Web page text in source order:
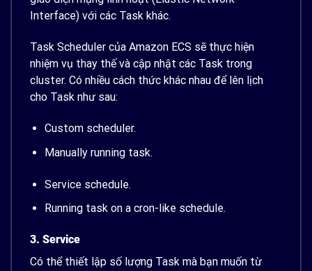
Interface) với các Task khác.
Task Scheduler của Amazon ECS sẽ thực hiện
nhiệm vụ thay thế và cập nhật các Task trong
cluster. Có nhiều cách thức khác nhau để lên lịch
cho Task như sau:
Custom scheduler.
Manually running task.
Service schedule.
Running task on a cron-like schedule.
3. Service
Có thể thiết lập số lượng Task mà bạn muốn từ